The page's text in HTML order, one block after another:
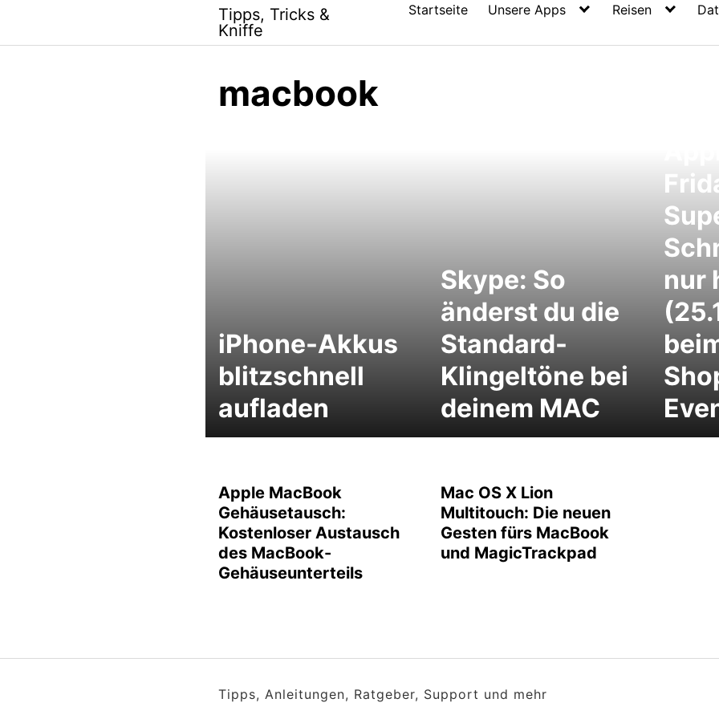
content
Tipps, Tricks &
Kniffe
Startseite Unsere Apps Reisen
macbook
iPhone-Akkus
blitzschnell
aufladen
Skype: So
änderst du die
Standard-
Klingeltöne bei
deinem MAC
nur
Apple MacBook
Gehäusetausch:
Kostenloser Austausch
des MacBook-
Gehäuseunterteils
Mac OS X Lion
Multitouch: Die neuen
Gesten fürs MacBook
und MagicTrackpad
Tipps, Anleitungen, Ratgeber, Support und mehr